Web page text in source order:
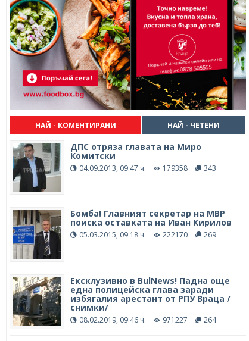
НАЙ - КОМЕНТИРАНИ НАЙ - ЧЕТЕНИ
ДПС отряза главата на Миро
Комитски
04.09.2013, 09:47 ч. 179358 343
Бомба! Главният секретар на МВР
поиска оставката на Иван Кирилов
05.03.2015, 09:18 ч. 222170 269
Ексклузивно в BulNews! Падна още
една полицейска глава заради
избягалия арестант от РПУ Враца /
снимки/
08.02.2019, 09:46 ч. 971227 264